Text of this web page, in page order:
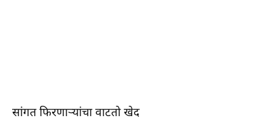
सांगत फिरणाऱ्यांचा वाटतो खेद